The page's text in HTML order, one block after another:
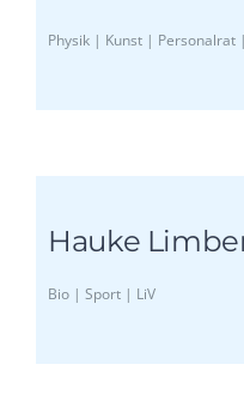
Physik | Kunst | Personalrat
Hauke
Bio | Sport | LiV